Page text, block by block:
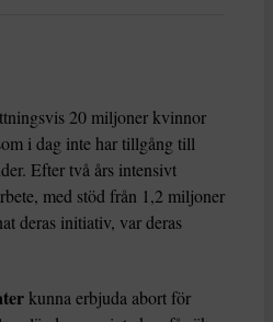
20 miljoner kvinnor
i dag inte har tillgång till
Efter två års intensivt
med stöd från 1,2 miljoner
deras initiativ, var deras
kunna erbjuda abort för